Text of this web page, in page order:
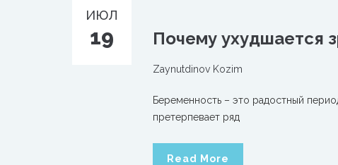
ИЮЛ
19 Почему ухудшается
Zaynutdinov Kozim
Беременность – это радостный
претерпевает ряд
Read More